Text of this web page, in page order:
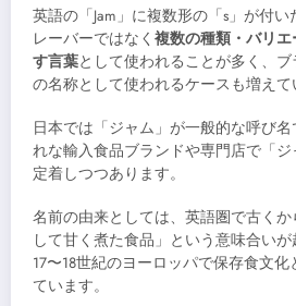
英語の「Jam」に複数形の「s」が付い
レーバーではなく 複数の種類・バリ
す言葉として使われることが多く、
の名称として使われるケースも増えて
日本では「ジャム」が一般的な呼び
れな輸入食品ブランドや専門店で「
定着しつつあります。
名前の由来としては、英語圏で古く
して甘く煮た食品」という意味合いが
17〜18世紀のヨーロッパで保存食文
ています。